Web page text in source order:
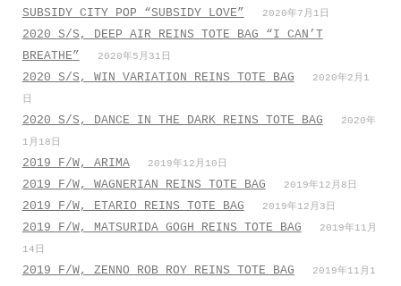
SUBSIDY CITY POP “SUBSIDY LOVE” 2020年7月1日
2020 S/S, DEEP AIR REINS TOTE BAG “I CAN’T
BREATHE”
2020年5月31日
2020 S/S, WIN VARIATION REINS TOTE BAG
2020年2月1
日
2020 S/S, DANCE IN THE DARK REINS TOTE BAG
2020年
1月18日
2019 F/W, ARIMA 2019年12月10日
2019 F/W, WAGNERIAN REINS TOTE BAG 2019年12月8日
2019 F/W, ETARIO REINS TOTE BAG 2019年12月3日
2019 F/W, MATSURIDA GOGH REINS TOTE BAG
2019年11月
14日
2019 F/W, ZENNO ROB ROY REINS TOTE BAG
2019年11月1